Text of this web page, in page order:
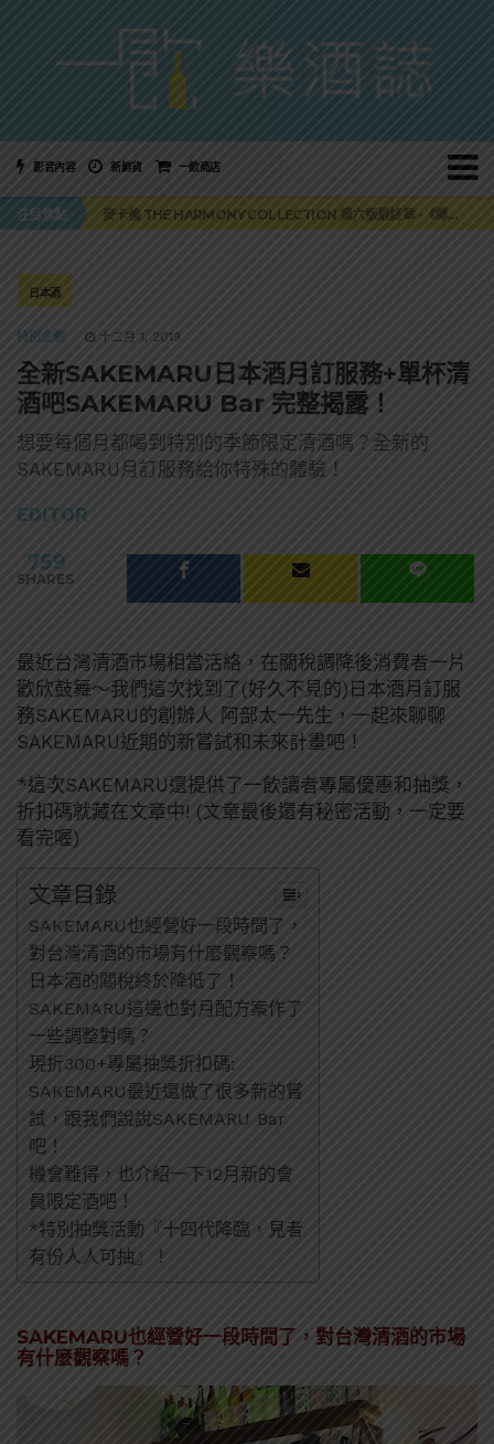
影音內容 新鮮貨 一飲商店
注目焦點
美國正式恢復蘇格蘭威士忌零關稅！烈酒產業再次迎來重磅利多
麥卡倫 THE HARMONY COLLECTION 第六版最終章 -《椰風煖韻》
角嗨尬炸物X爽快這一步，角瓶攜手頂呱呱 全新套餐限時登場
日本酒
特別企劃 十二月 1, 2019
全新SAKEMARU日本酒月訂服務+單杯清
酒吧SAKEMARU Bar 完整揭露！
想要每個月都喝到特別的季節限定清酒嗎？全新的
SAKEMARU月訂服務給你特殊的體驗！
EDITOR
759
SHARES
最近台灣清酒市場相當活絡，在關稅調降後消費者一片
歡欣鼓舞～我們這次找到了(好久不見的)日本酒月訂服
務SAKEMARU的創辦人 阿部太一先生，一起來聊聊
SAKEMARU近期的新嘗試和未來計畫吧！
*這次SAKEMARU還提供了一飲讀者專屬優惠和抽獎，
折扣碼就藏在文章中! (文章最後還有秘密活動，一定要
看完喔)
文章目錄
SAKEMARU也經營好一段時間了，
對台灣清酒的市場有什麼觀察嗎？
日本酒的關稅終於降低了！
SAKEMARU這邊也對月配方案作了
一些調整對嗎？
現折300+專屬抽獎折扣碼:
SAKEMARU最近還做了很多新的嘗
試，跟我們說說SAKEMARU Bar
吧！
機會難得，也介紹一下12月新的會
員限定酒吧！
*特別抽獎活動『十四代降臨，見者
有份人人可抽』！
SAKEMARU也經營好一段時間了，對台灣清酒的市場
有什麼觀察嗎？